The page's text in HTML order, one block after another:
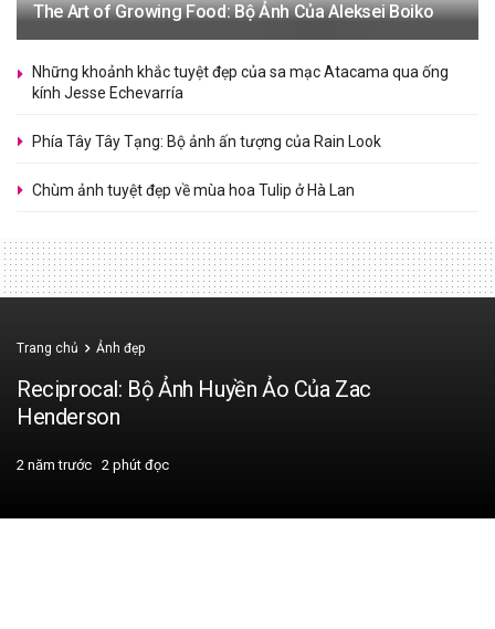
The Art of Growing Food: Bộ Ảnh Của Aleksei Boiko
Những khoảnh khắc tuyệt đẹp của sa mạc Atacama qua ống
kính Jesse Echevarría
Phía Tây Tây Tạng: Bộ ảnh ấn tượng của Rain Look
Chùm ảnh tuyệt đẹp về mùa hoa Tulip ở Hà Lan
Trang chủ Ảnh đẹp
Reciprocal: Bộ Ảnh Huyền Ảo Của Zac
Henderson
2 năm trước 2 phút đọc